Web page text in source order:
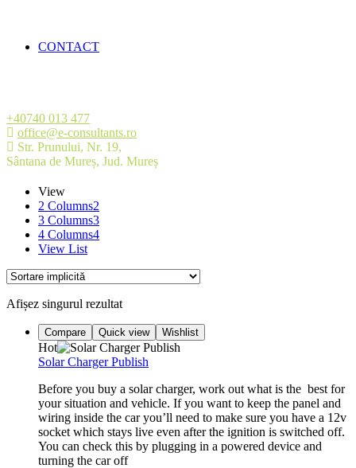
CONTACT
+40740 013 477
office@e-consultants.ro
Str. Prunului, Nr. 19,
Sântana de Mureș, Jud. Mureș
View
2 Columns2
3 Columns3
4 Columns4
View List
Afișez singurul rezultat
Compare Quick view Wishlist
Hot
Solar Charger Publish
Before you buy a solar charger, work out what is the best for
your situation and vehicle. If you want to keep the panel and
wiring inside the car you’ll need to make sure you have a 12v
socket which stays live even after the ignition is switched off.
You can check this by plugging in a powered device and
turning the car off